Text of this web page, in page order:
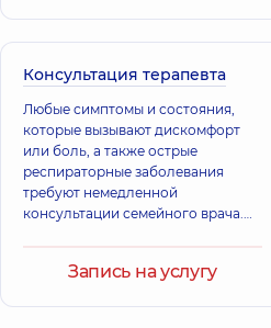
Консультация терапевта
Любые симптомы и состояния,
которые вызывают дискомфорт
или боль, а также острые
респираторные заболевания
требуют немедленной
консультации семейного врача.
от нее, чем лечить хронические
Запись на услугу